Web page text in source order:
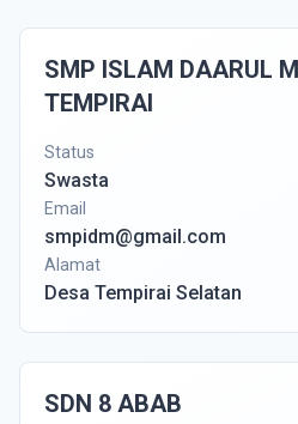
SMP ISLAM DAARUL
TEMPIRAI
Status
Swasta
Email
smpidm@gmail.com
Alamat
Desa Tempirai Selatan
SDN 8 ABAB